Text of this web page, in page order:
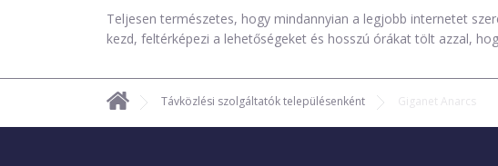
Teljesen természetes, hogy mindannyian a legjobb internetet
kezd, feltérképezi a lehetőségeket és hosszú órákat tölt azzal,
Távközlési szolgáltatók településenként Giganet Anarcs